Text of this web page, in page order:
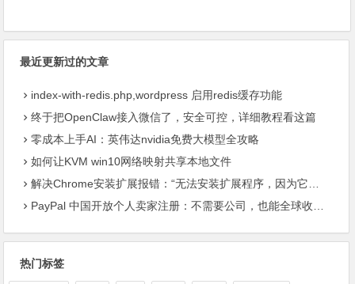
最近更新过的文章
index-with-redis.php,wordpress 启用redis缓存功能
终于把OpenClaw接入微信了，安全可控，详细教程看这篇
零成本上手AI：英伟达nvidia免费大模型全攻略
如何让KVM win10网络映射共享本地文件
解决Chrome安装扩展报错：“无法安装扩展程序，因为它使用了不受支持的清单版本“
PayPal 中国开放个人卖家注册：不需要公司，也能全球收款了
热门标签